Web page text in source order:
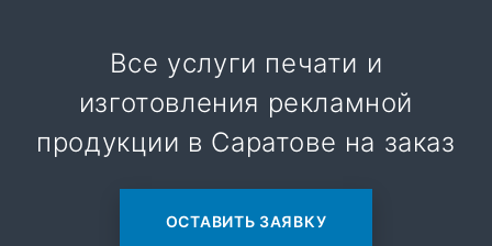
Все услуги печати и
изготовления рекламной
продукции в Саратове на заказ
ОСТАВИТЬ ЗАЯВКУ